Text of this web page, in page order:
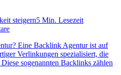
5 Min. Lesezeit
Eine Backlink Agentur ist auf
Verlinkungen spezialisiert, die
sogenannten Backlinks zählen